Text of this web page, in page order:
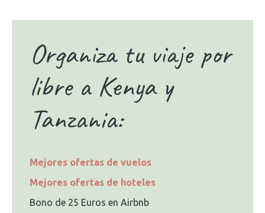
Organiza tu viaje por
libre a Kenya y
Tanzania:
Mejores ofertas de vuelos
Mejores ofertas de hoteles
Bono de 25 Euros en Airbnb